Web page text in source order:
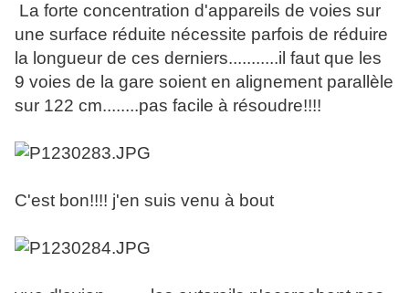
La forte concentration d'appareils de voies sur
une surface réduite nécessite parfois de réduire
la longueur de ces derniers...........il faut que les
9 voies de la gare soient en alignement parallèle
sur 122 cm........pas facile à résoudre!!!!
C'est bon!!!! j'en suis venu à bout